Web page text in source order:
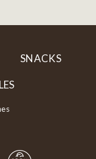
SNACKS